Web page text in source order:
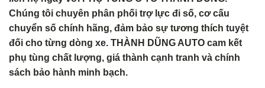
Chúng tôi chuyên phân phối trợ lực đi số, cơ cấu
chuyển số chính hãng, đảm bảo sự tương thích tuyệt
đối cho từng dòng xe. THÀNH DŨNG AUTO cam kết
phụ tùng chất lượng, giá thành cạnh tranh và chính
sách bảo hành minh bạch.